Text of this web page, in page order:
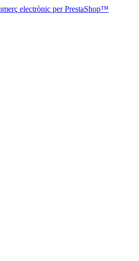
electrònic per PrestaShop™